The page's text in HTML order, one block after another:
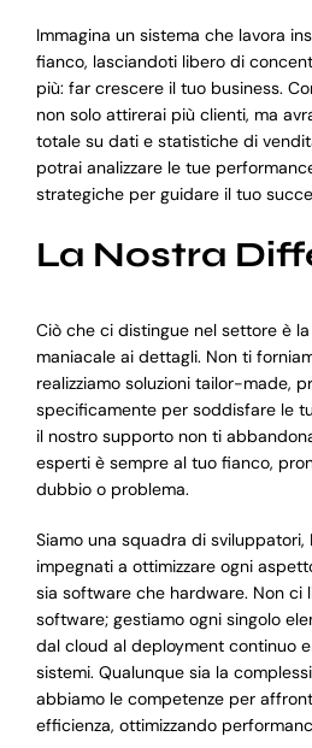
Immagina un sistema che lavora
fianco, lasciandoti libero di
più: far crescere il tuo business.
non solo attirerai più clienti, ma
totale su dati e statistiche di
potrai analizzare le tue
strategiche per guidare il tuo
La Nostra
Ciò che ci distingue nel settore è
maniacale ai dettagli. Non ti
realizziamo soluzioni tailor-made,
specificamente per soddisfare le
il nostro supporto non ti
esperti è sempre al tuo fianco,
dubbio o problema.
Siamo una squadra di sviluppatori,
impegnati a ottimizzare ogni
sia software che hardware. Non ci
software; gestiamo ogni singolo
dal cloud al deployment continuo
sistemi. Qualunque sia la
abbiamo le competenze per
efficienza, ottimizzando